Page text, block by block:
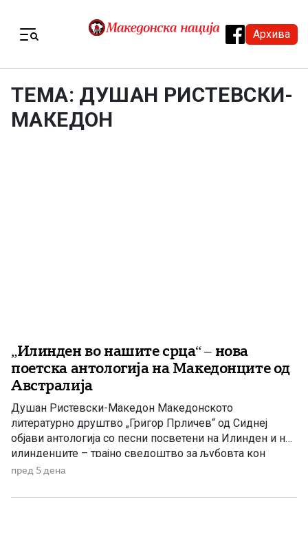
Архива
ТЕМА: ДУШАН РИСТЕВСКИ-
МАКЕДОН
„Илинден во нашите срца“ – нова
поетска антологија на Македонците од
Австралија
Душан Ристевски-Македон Македонското
литературно друштво „Григор Прличев“ од Сиднеј
објави антологија со песни посветени на Илинден и на
илинденците – трајно сведоштво за љубовта кон
Македонија, непокорот и борбата за зачувување на
Македонското литературно друштво „Григор Прличев“
пред 5 дена